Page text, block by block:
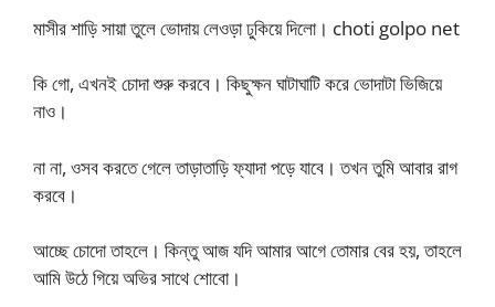
মাসীর শাড়ি সায়া তুলে ভোদায় লেওড়া ঢুকিয়ে দিলো। choti golpo net
কি গো, এখনই চোদা শুরু করবে। কিছুক্ষন ঘাটাঘাটি করে ভোদাটা ভিজিয়ে
নাও।
না না, ওসব করতে গেলে তাড়াতাড়ি ফ্যাদা পড়ে যাবে। তখন তুমি আবার রাগ
করবে।
আচ্ছে চোদো তাহলে। কিন্তু আজ যদি আমার আগে তোমার বের হয়, তাহলে
আমি উঠে গিয়ে অভির সাথে শোবো।